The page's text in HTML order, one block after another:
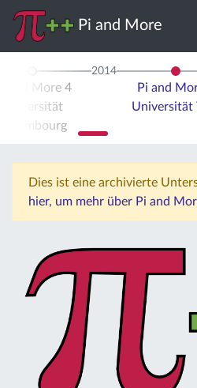
Pi and More
and More 4
Universität
2014
Pi and
Universität
Dies ist eine archivierte
hier, um mehr über Pi and